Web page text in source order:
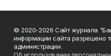
© 2020-2026 Сайт журнала
информации сайта разрешено
администрации.